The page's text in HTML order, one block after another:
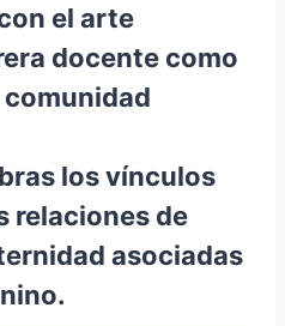
el arte
docente como
los vínculos
relaciones de
asociadas